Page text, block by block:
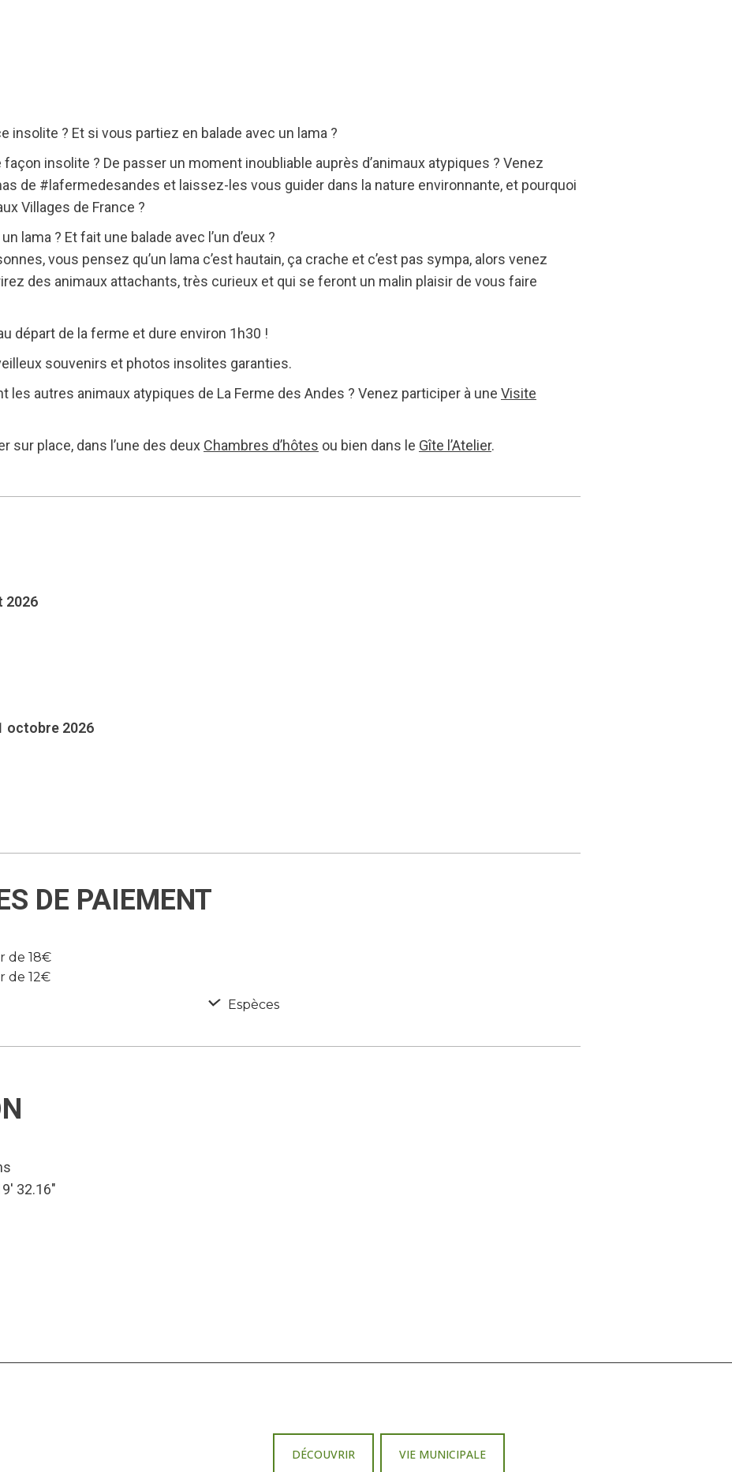
insolite ? Et si vous partiez en balade avec un lama ?
façon insolite ? De passer un moment inoubliable auprès d’animaux atypiques ? Venez
de #lafermedesandes et laissez-les vous guider dans la nature environnante, et pourquoi
Villages de France ?
lama ? Et fait une balade avec l’un d’eux ?
vous pensez qu’un lama c’est hautain, ça crache et c’est pas sympa, alors venez
des animaux attachants, très curieux et qui se feront un malin plaisir de vous faire
départ de la ferme et dure environ 1h30 !
souvenirs et photos insolites garanties.
les autres animaux atypiques de La Ferme des Andes ? Venez participer à une Visite
sur place, dans l’une des deux Chambres d’hôtes ou bien dans le Gîte l’Atelier.
2026
octobre 2026
DE PAIEMENT
de 18€
de 12€
Espèces
32.16″
DÉCOUVRIR VIE MUNICIPALE